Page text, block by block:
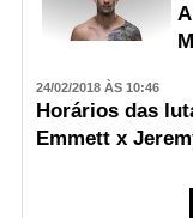
24/02/2018 ÀS 10:46
Horários das
Emmett x